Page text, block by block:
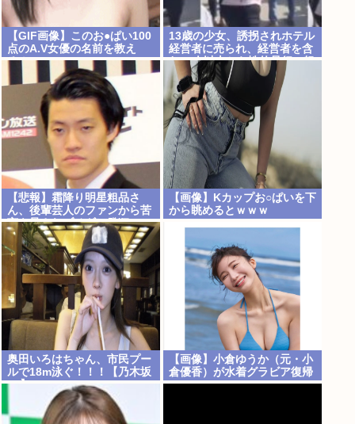
【GIF画像】このお●ぱい100
点のA.V女優の名前を教え
ろ！
13歳の少女、誘拐されホテル
経営者に売られ、経営者を含
む30人以上から性的暴行。怒
った群集が折檻(動画有)。ホ
テルはブルドーザーで撤去
【悲報】霜降り明星粗品さ
ん、後輩芸人のファンから苦
言を呈されブチギレ発狂…
【画像】Kカップお○ぱいを下
から眺めるとｗｗｗ
奥田いろはちゃん、市民プー
ルで18m泳ぐ！！！【乃木坂
46】
【画像】小倉ゆうか（元・小
倉優香）が水着グラビア復帰
www